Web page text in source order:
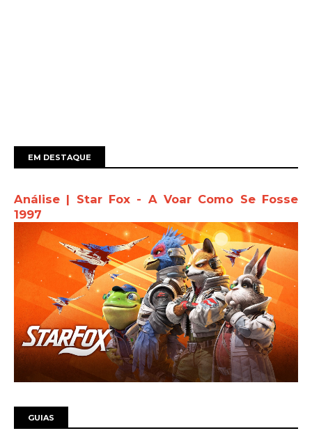
EM DESTAQUE
Análise | Star Fox - A Voar Como Se Fosse
1997
GUIAS